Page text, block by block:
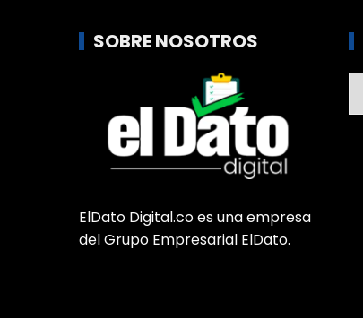
SOBRE NOSOTROS
ElDato Digital.co es una empresa
del Grupo Empresarial ElDato.